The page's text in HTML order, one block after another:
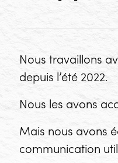
Nous travaillons
depuis l’été 2022.
Nous les avons
Mais nous avons
communication
X